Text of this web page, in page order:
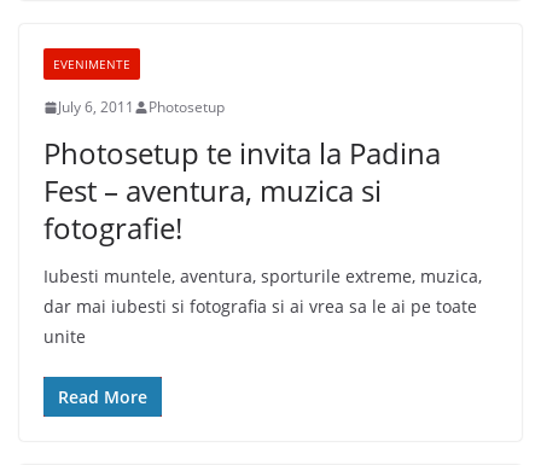
EVENIMENTE
July 6, 2011 Photosetup
Photosetup te invita la Padina
Fest – aventura, muzica si
fotografie!
Iubesti muntele, aventura, sporturile extreme, muzica,
dar mai iubesti si fotografia si ai vrea sa le ai pe toate
unite
Read More